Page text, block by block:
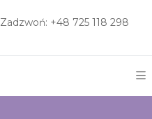
Zadzwoń: +48 725 118 298